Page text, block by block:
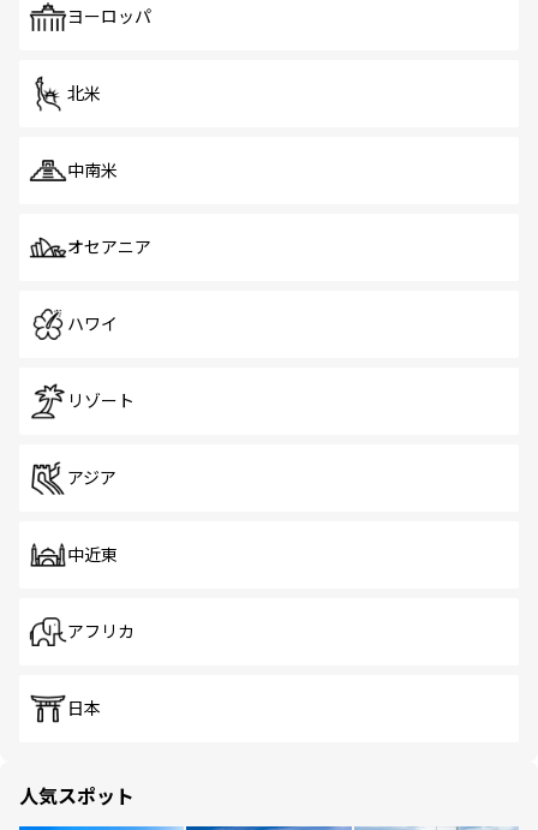
ヨーロッパ
北米
中南米
オセアニア
ハワイ
リゾート
アジア
中近東
アフリカ
日本
人気スポット